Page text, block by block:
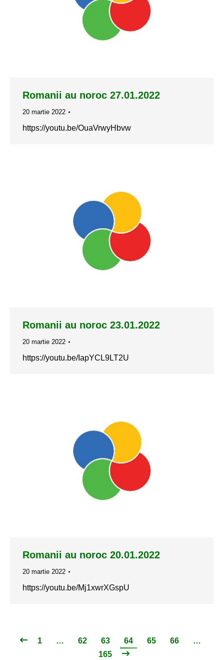
Romanii au noroc 27.01.2022
20 martie 2022
https://youtu.be/OuaVrwyHbvw
Romanii au noroc 23.01.2022
20 martie 2022
https://youtu.be/IapYCL9LT2U
Romanii au noroc 20.01.2022
20 martie 2022
https://youtu.be/Mj1xwrXGspU
1 … 62 63 64 65 66
…
165